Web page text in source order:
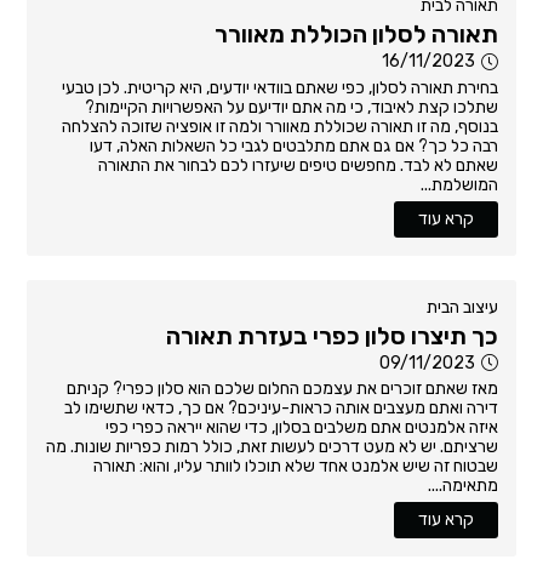
תאורה לבית
תאורה לסלון הכוללת מאוורר
16/11/2023
בחירת תאורה לסלון, כפי שאתם בוודאי יודעים, היא קריטית. לכן טבעי
שתלכו קצת לאיבוד, כי מה אתם יודיעם על האפשרויות הקיימות?
בנוסף, מה זו תאורה שכוללת מאוורר ולמה זו אופציה שזוכה להצלחה
רבה כל כך? אם גם אתם מתלבטים לגבי כל השאלות האלה, דעו
שאתם לא לבד. מחפשים טיפים שיעזרו לכם לבחור את התאורה
המושלמת...
קרא עוד
עיצוב הבית
כך תיצרו סלון כפרי בעזרת תאורה
09/11/2023
מאז שאתם זוכרים את עצמכם החלום שלכם הוא סלון כפרי? קניתם
דירה ואתם מעצבים אותה כראות-עיניכם? אם כך, כדאי שתשימו לב
איזה אלמנטים אתם משלבים בסלון, כדי שהוא ייראה כפרי כפי
שרציתם. יש לא מעט דרכים לעשות זאת, כולל רמות כפריות שונות. מה
שבטוח זה שיש אלמנט אחד שלא תוכלו לוותר עליו, והוא: תאורה
מתאימה....
קרא עוד